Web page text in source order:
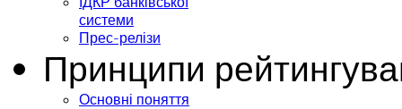
системи
Прес-релізи
Принципи
Основні поняття